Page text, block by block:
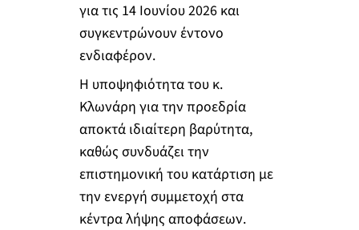
για τις 14 Ιουνίου 2026 και
συγκεντρώνουν έντονο
ενδιαφέρον.
Η υποψηφιότητα του κ.
Κλωνάρη για την προεδρία
αποκτά ιδιαίτερη βαρύτητα,
καθώς συνδυάζει την
επιστημονική του κατάρτιση με
την ενεργή συμμετοχή στα
κέντρα λήψης αποφάσεων.